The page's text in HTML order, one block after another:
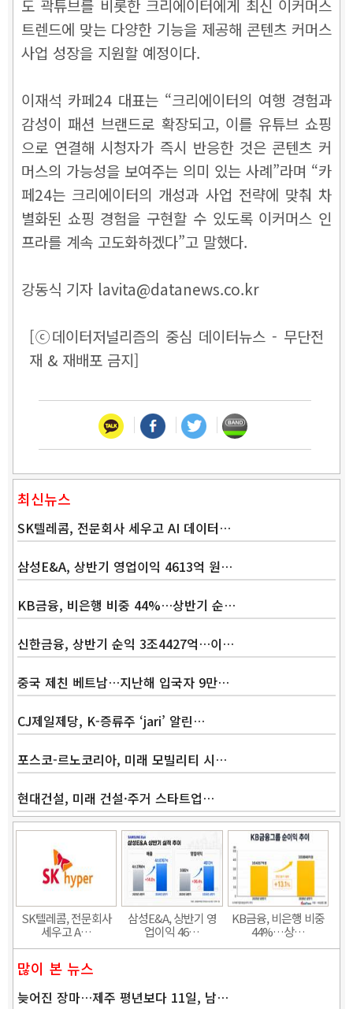
도 곽튜브를 비롯한 크리에이터에게 최신 이커머스
트렌드에 맞는 다양한 기능을 제공해 콘텐츠 커머스
사업 성장을 지원할 예정이다.
이재석 카페24 대표는 “크리에이터의 여행 경험과
감성이 패션 브랜드로 확장되고, 이를 유튜브 쇼핑
으로 연결해 시청자가 즉시 반응한 것은 콘텐츠 커
머스의 가능성을 보여주는 의미 있는 사례”라며 “카
페24는 크리에이터의 개성과 사업 전략에 맞춰 차
별화된 쇼핑 경험을 구현할 수 있도록 이커머스 인
프라를 계속 고도화하겠다”고 말했다.
강동식 기자 lavita@datanews.co.kr
[ⓒ데이터저널리즘의 중심 데이터뉴스 - 무단전
재 & 재배포 금지]
최신뉴스
SK텔레콤, 전문회사 세우고 AI 데이터…
삼성E&A, 상반기 영업이익 4613억 원…
KB금융, 비은행 비중 44%…상반기 순…
신한금융, 상반기 순익 3조4427억…이…
중국 제친 베트남…지난해 입국자 9만…
CJ제일제당, K-증류주 ‘jari’ 알린…
포스코-르노코리아, 미래 모빌리티 시…
현대건설, 미래 건설·주거 스타트업…
SK텔레콤, 전문회사
세우고 A…
삼성E&A, 상반기 영
업이익 46…
KB금융, 비은행 비중
44%…상…
많이 본 뉴스
늦어진 장마…제주 평년보다 11일, 남…